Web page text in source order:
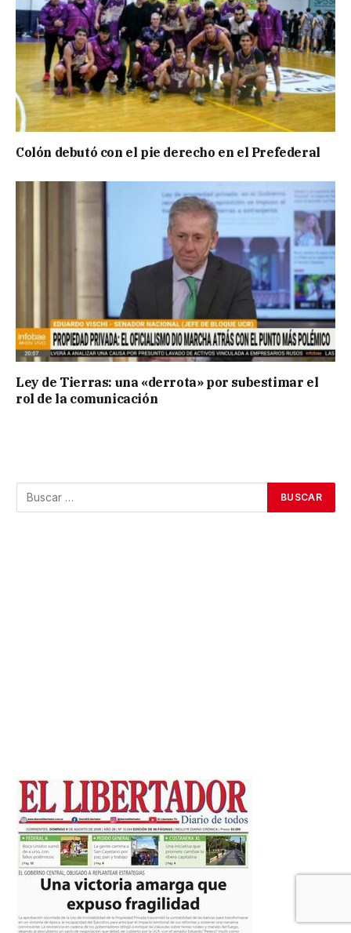
Colón debutó con el pie derecho en el Prefederal
Ley de Tierras: una «derrota» por subestimar el
rol de la comunicación